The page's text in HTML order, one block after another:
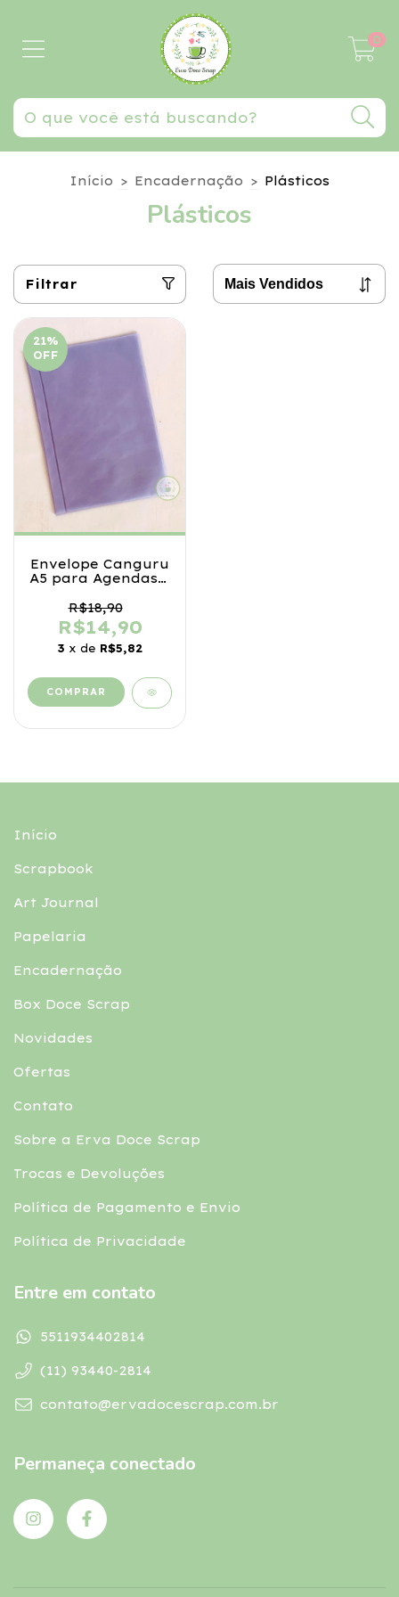
0
Início > Encadernação > Plásticos
Plásticos
Filtrar
21%
OFF
Envelope Canguru
A5 para Agendas e
R$18,90
R$14,90
3 x de R$5,82
Início
Scrapbook
Art Journal
Papelaria
Encadernação
Box Doce Scrap
Novidades
Ofertas
Contato
Sobre a Erva Doce Scrap
Trocas e Devoluções
Política de Pagamento e Envio
Política de Privacidade
Entre em contato
5511934402814
(11) 93440-2814
contato@ervadocescrap.com.br
Permaneça conectado